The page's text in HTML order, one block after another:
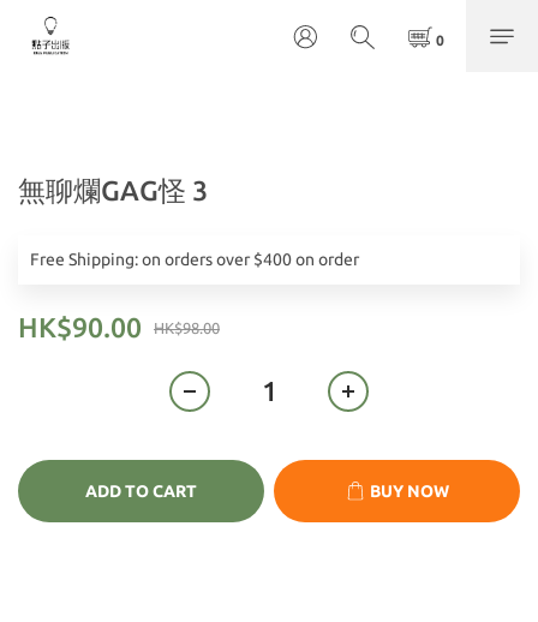
無聊爛GAG怪 3
Free Shipping: on orders over $400 on order
HK$98.00
HK$90.00
ADD TO CART BUY NOW